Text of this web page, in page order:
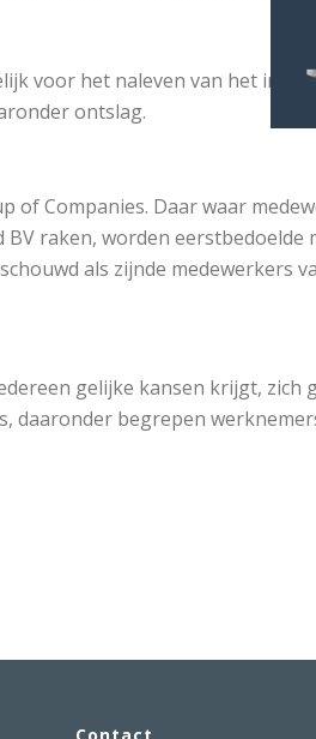
voor het naleven van het in dit
ontslag.
of Companies. Daar waar
raken, worden
als zijnde medewerkers
gelijke kansen krijgt, zich
daaronder begrepen